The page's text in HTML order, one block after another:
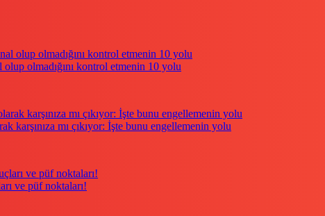
olup olmadığını kontrol etmenin 10 yolu
karşınıza mı çıkıyor: İşte bunu engellemenin yolu
ve püf noktaları!